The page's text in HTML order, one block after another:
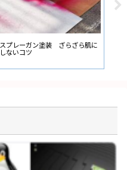
スプレーガン塗装 ざらざら肌に
しないコツ
ム